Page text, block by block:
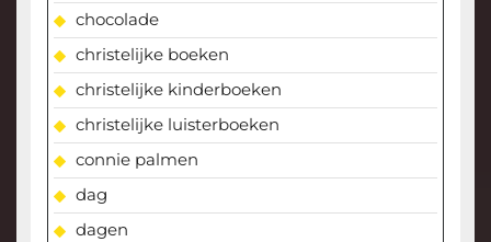
chocolade
christelijke boeken
christelijke kinderboeken
christelijke luisterboeken
connie palmen
dag
dagen